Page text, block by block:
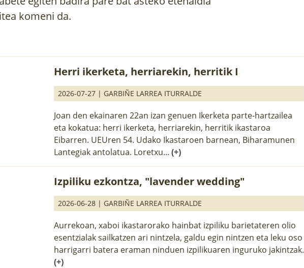
komeni da.
Herri ikerketa, herriarekin, herritik I
2026-07-27 | GARBIÑE LARREA ITURRALDE
Joan den ekainaren 22an izan genuen Ikerketa parte-hartzailea
eta kokatua: herri ikerketa, herriarekin, herritik ikastaroa
Eibarren. UEUren 54. Udako Ikastaroen barnean, Biharamunen
Lantegiak antolatua. Loretxu...(+)
Izpiliku ezkontza, "lavender wedding"
2026-06-28 | GARBIÑE LARREA ITURRALDE
Aurrekoan, xaboi ikastarorako hainbat izpiliku barietateren olio
esentzialak sailkatzen ari nintzela, galdu egin nintzen eta leku oso
harrigarri batera eraman ninduen izpilikuaren inguruko jakintzak.
(+)